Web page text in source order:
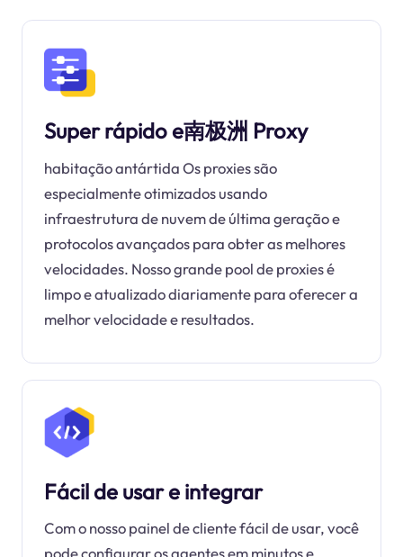
Super rápido e南极洲 Proxy
habitação antártida Os proxies são
especialmente otimizados usando
infraestrutura de nuvem de última geração e
protocolos avançados para obter as melhores
velocidades. Nosso grande pool de proxies é
limpo e atualizado diariamente para oferecer a
melhor velocidade e resultados.
Fácil de usar e integrar
Com o nosso painel de cliente fácil de usar, você